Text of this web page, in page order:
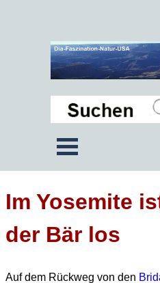
Im Yosemite
der Bär los
Auf dem Rückweg von den